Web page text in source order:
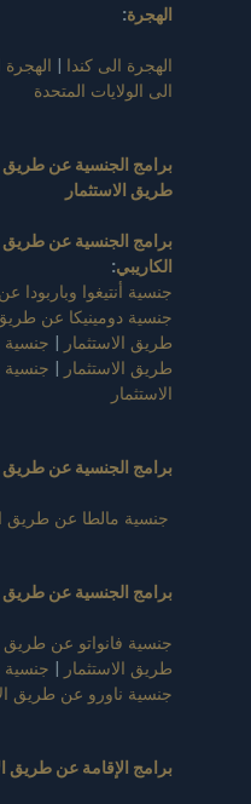
الهجرة:
الهجرة الى كندا |
الى الولايات المتحدة
برامج الجنسية عن طريق
طريق الاستثمار
برامج الجنسية عن طريق
الكاريبي:
جنسية أنتيغوا وباربودا
جنسية دومينيكا عن طريق
طريق الاستثمار |
طريق الاستثمار |
الاستثمار
برامج الجنسية عن طريق
جنسية مالطا عن طريق
برامج الجنسية عن طريق
جنسية فانواتو عن طريق
طريق الاستثمار |
جنسية ناورو عن طريق
برامج الإقامة عن طريق